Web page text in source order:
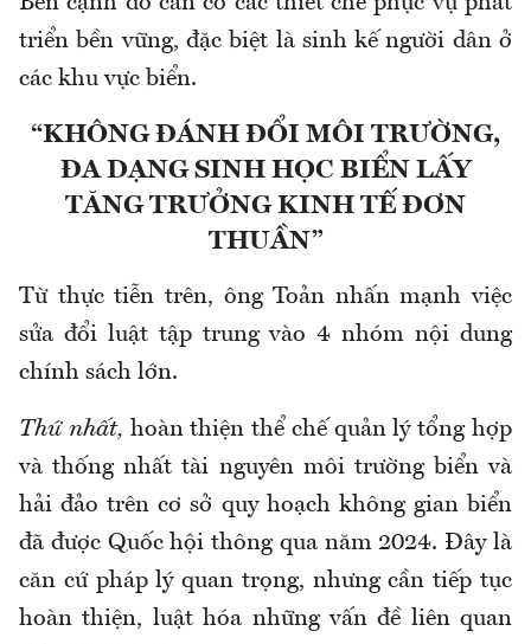
triển bền vững, đặc biệt là sinh kế người dân ở
các khu vực biển.
“KHÔNG ĐÁNH ĐỔI MÔI TRƯỜNG,
ĐA DẠNG SINH HỌC BIỂN LẤY
TĂNG TRƯỞNG KINH TẾ ĐƠN
THUẦN”
Từ thực tiễn trên, ông Toản nhấn mạnh việc
sửa đổi luật tập trung vào 4 nhóm nội dung
chính sách lớn.
Thứ nhất, hoàn thiện thể chế quản lý tổng hợp
và thống nhất tài nguyên môi trường biển và
hải đảo trên cơ sở quy hoạch không gian biển
đã được Quốc hội thông qua năm 2024. Đây là
căn cứ pháp lý quan trọng, nhưng cần tiếp tục
hoàn thiện, luật hóa những vấn đề liên quan